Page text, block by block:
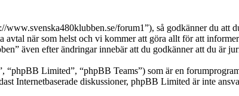
www.svenska480klubben.se/forum1”), så godkänner du
när som helst och vi kommer att göra allt för att
även efter ändringar innebär att du godkänner att du är
Limited”, “phpBB Teams”) som är en
Internetbaserade diskussioner, phpBB Limited är inte